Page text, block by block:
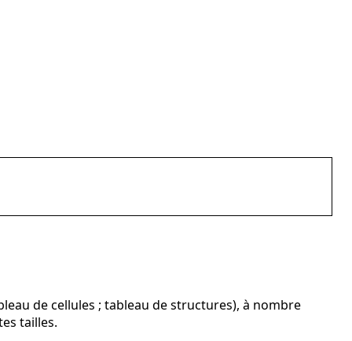
de cellules ; tableau de structures), à nombre
tailles.